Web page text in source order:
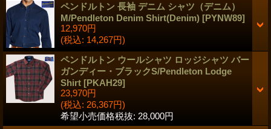
ペンドルトン 長袖 デニム シャツ（デニム）
M/Pendleton Denim Shirt(Denim) [PYNW89]
12,970円
(税込: 14,267円)
ペンドルトン ウールシャツ ロッジシャツ バー
ガンディー・ブラックS/Pendleton Lodge
Shirt [PKAH29]
23,970円
(税込: 26,367円)
希望小売価格税抜: 28,000円